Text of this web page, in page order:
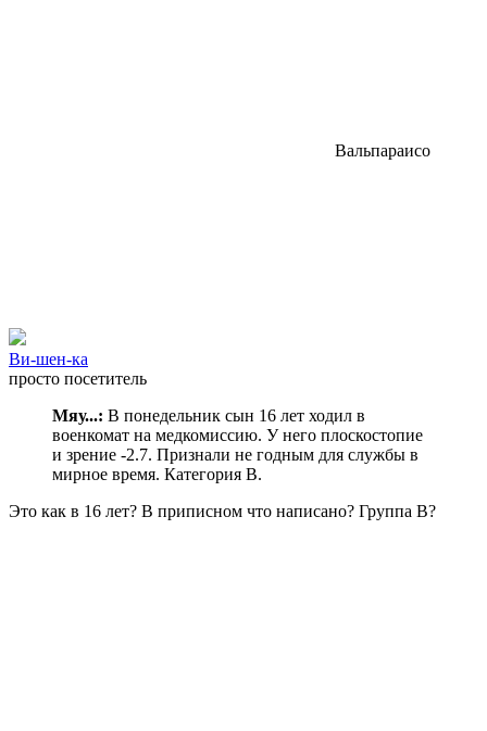
Вальпараисо
Ви-шен-ка
просто посетитель
Мяу...: В понедельник сын 16 лет ходил в
военкомат на медкомиссию. У него плоскостопие
и зрение -2.7. Признали не годным для службы в
мирное время. Категория В.
Это как в 16 лет? В приписном что написано? Группа В?